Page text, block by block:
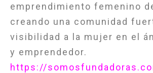
emprendimiento femenino
creando una comunidad
visibilidad a la mujer en el
y emprendedor.
https://